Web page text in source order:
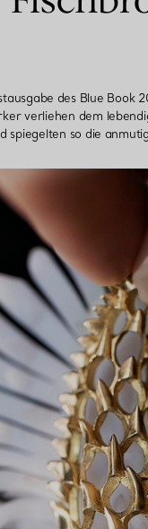
des Blue
verliehen dem
spiegelten so die